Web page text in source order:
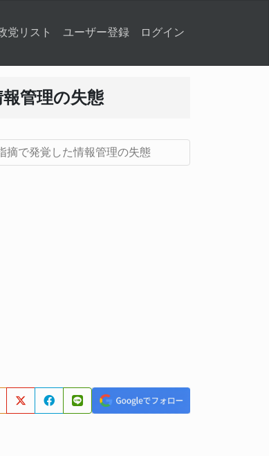
党リスト ユーザー登録 ログイン
管理の失態
で発覚した情報管理の失態